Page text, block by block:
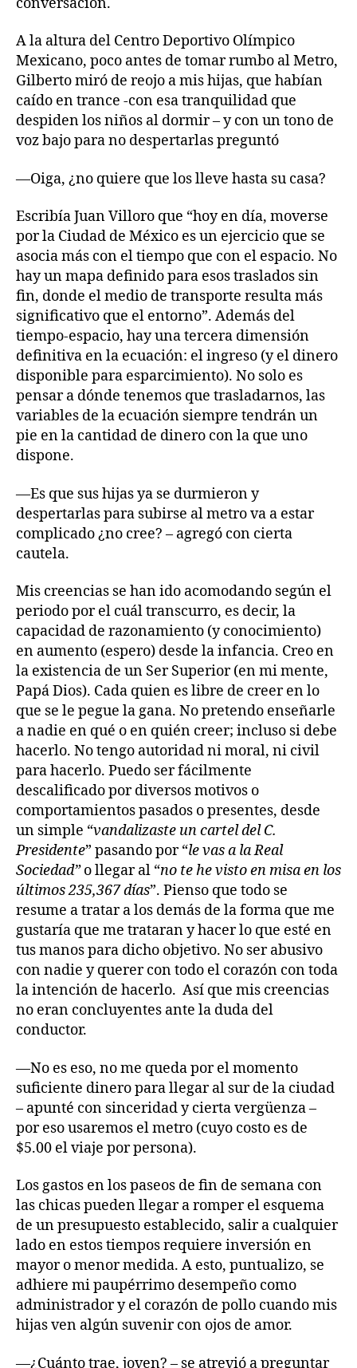
A la altura del Centro Deportivo Olímpico
Mexicano, poco antes de tomar rumbo al Metro,
Gilberto miró de reojo a mis hijas, que habían
caído en trance -con esa tranquilidad que
despiden los niños al dormir – y con un tono de
voz bajo para no despertarlas preguntó
—Oiga, ¿no quiere que los lleve hasta su casa?
Escribía Juan Villoro que “hoy en día, moverse
por la Ciudad de México es un ejercicio que se
asocia más con el tiempo que con el espacio. No
hay un mapa definido para esos traslados sin
fin, donde el medio de transporte resulta más
significativo que el entorno”. Además del
tiempo-espacio, hay una tercera dimensión
definitiva en la ecuación: el ingreso (y el dinero
disponible para esparcimiento). No solo es
pensar a dónde tenemos que trasladarnos, las
variables de la ecuación siempre tendrán un
pie en la cantidad de dinero con la que uno
dispone.
—Es que sus hijas ya se durmieron y
despertarlas para subirse al metro va a estar
complicado ¿no cree? – agregó con cierta
cautela.
Mis creencias se han ido acomodando según el
periodo por el cuál transcurro, es decir, la
capacidad de razonamiento (y conocimiento)
en aumento (espero) desde la infancia. Creo en
la existencia de un Ser Superior (en mi mente,
Papá Dios). Cada quien es libre de creer en lo
que se le pegue la gana. No pretendo enseñarle
a nadie en qué o en quién creer; incluso si debe
hacerlo. No tengo autoridad ni moral, ni civil
para hacerlo. Puedo ser fácilmente
descalificado por diversos motivos o
comportamientos pasados o presentes, desde
un simple “vandalizaste un cartel del C.
Presidente” pasando por “le vas a la Real
Sociedad”o llegar al “no te he visto en misa en los
últimos 235,367 días”. Pienso que todo se
resume a tratar a los demás de la forma que me
gustaría que me trataran y hacer lo que esté en
tus manos para dicho objetivo. No ser abusivo
con nadie y querer con todo el corazón con toda
la intención de hacerlo. Así que mis creencias
no eran concluyentes ante la duda del
conductor.
—No es eso, no me queda por el momento
suficiente dinero para llegar al sur de la ciudad
– apunté con sinceridad y cierta vergüenza –
por eso usaremos el metro (cuyo costo es de
$5.00 el viaje por persona).
Los gastos en los paseos de fin de semana con
las chicas pueden llegar a romper el esquema
de un presupuesto establecido, salir a cualquier
lado en estos tiempos requiere inversión en
mayor o menor medida. A esto, puntualizo, se
adhiere mi paupérrimo desempeño como
administrador y el corazón de pollo cuando mis
hijas ven algún suvenir con ojos de amor.
—¿Cuánto trae, joven? – se atrevió a preguntar